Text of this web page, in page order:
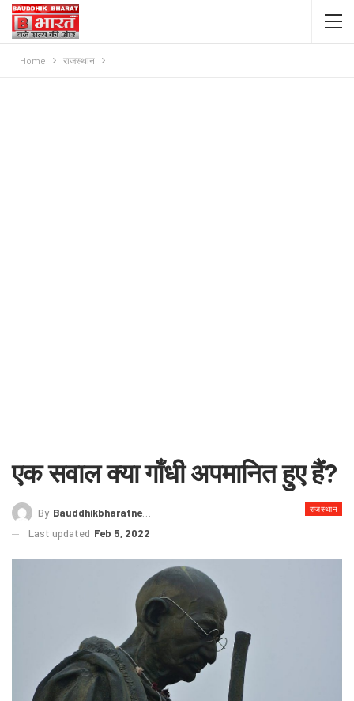
Home राजस्थान
एक सवाल क्या गाँधी अपमानित हुए हैं?
राजस्थान
By Bauddhikbharatnews@gmail.com
Last updated Feb 5, 2022